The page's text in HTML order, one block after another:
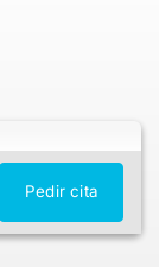
Pedir cita